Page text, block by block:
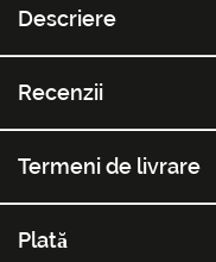
Descriere
Recenzii
Termeni de livrare
Plată